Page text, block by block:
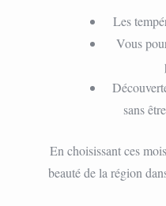
Les
Vous
sans
En choisissant ces
beauté de la région